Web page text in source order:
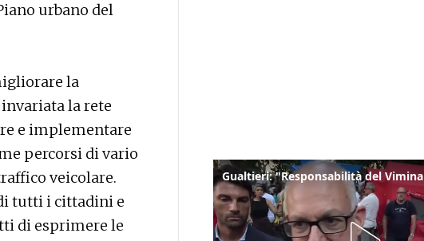
urbano del
la
la rete
e implementare
percorsi di vario
veicolare.
tutti i cittadini e
di esprimere le